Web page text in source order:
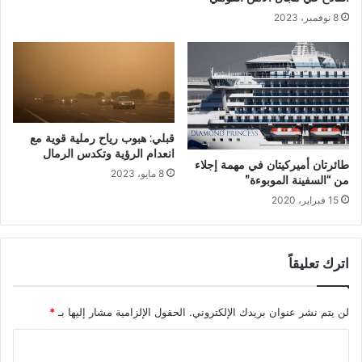
8 نوفمبر، 2023
طائرتان أميركيتان في مهمة إجلاء
من “السفينة الموبوءة”
15 فبراير، 2020
قبلي: هبوب رياح رملية قوية مع
انعدام الرؤية وتكدس الرمال
8 مايو، 2023
اترك تعليقاً
لن يتم نشر عنوان بريدك الإلكتروني. الحقول الإلزامية مشار إليها بـ *